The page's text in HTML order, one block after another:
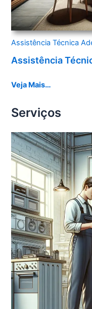
Assistência Técnica
Assistência
Veja Mais…
Serviços